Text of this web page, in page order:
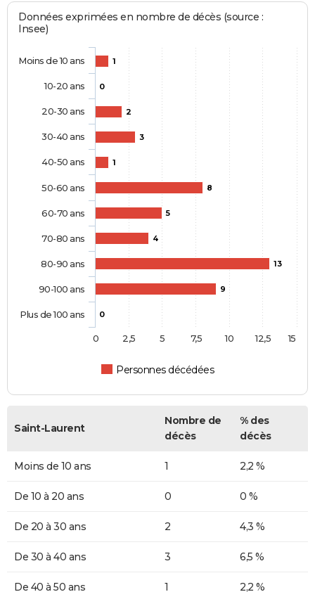
Données exprimées en nombre de décès (source :
Insee)
1
0
2
3
1
8
5
4
13
9
0
Personnes décédées
Moins de 10 ans
10-20 ans
20-30 ans
30-40 ans
40-50 ans
50-60 ans
60-70 ans
70-80 ans
80-90 ans
90-100 ans
Plus de 100 ans
0 2,5 5 7,5 10 12,5 15
Saint-Laurent
Nombre de
décès
% des
décès
Moins de 10 ans 1 2,2 %
De 10 à 20 ans 0 0 %
De 20 à 30 ans 2 4,3 %
De 30 à 40 ans 3 6,5 %
De 40 à 50 ans 1 2,2 %